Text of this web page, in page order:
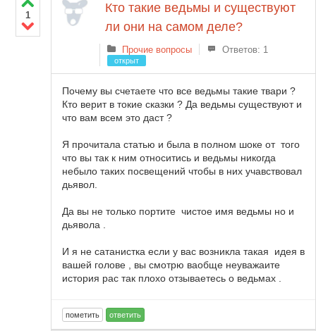
1
Кто такие ведьмы и существуют
ли они на самом деле?
Прочие вопросы Ответов: 1
открыт
Почему вы счетаете что все ведьмы такие твари ?
Кто верит в токие сказки ? Да ведьмы существуют и
что вам всем это даст ?
Я прочитала статью и была в полном шоке от того
что вы так к ним относитись и ведьмы никогда
небыло таких посвещений чтобы в них учавствовал
дьявол.
Да вы не только портите чистое имя ведьмы но и
дьявола .
И я не сатанистка если у вас возникла такая идея в
вашей голове , вы смотрю ваобще неуважаите
история рас так плохо отзываетесь о ведьмах .